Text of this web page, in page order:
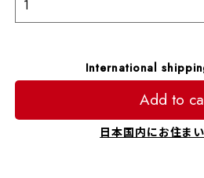
International
Add to
日本国内にお住ま